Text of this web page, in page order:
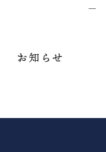
お知らせ